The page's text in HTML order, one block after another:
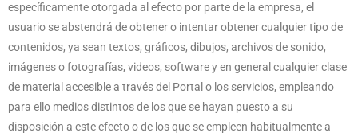
específicamente otorgada al efecto por parte de la empresa, el
usuario se abstendrá de obtener o intentar obtener cualquier tipo de
contenidos, ya sean textos, gráficos, dibujos, archivos de sonido,
imágenes o fotografías, videos, software y en general cualquier clase
de material accesible a través del Portal o los servicios, empleando
para ello medios distintos de los que se hayan puesto a su
disposición a este efecto o de los que se empleen habitualmente a